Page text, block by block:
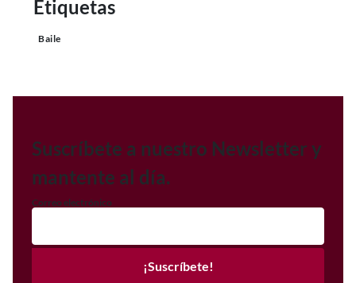
Etiquetas
Baile
Suscríbete a nuestro Newsletter y
mantente al día.
Correo electrónico
¡Suscríbete!